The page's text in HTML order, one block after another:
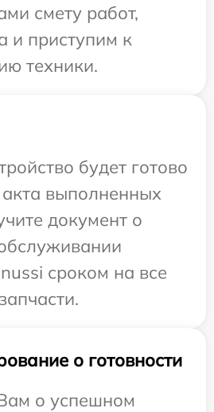
смету работ,
и приступим к
техники.
будет готово
выполненных
документ о
сроком на все
о готовности
о успешном